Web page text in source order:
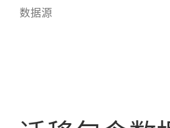
数据源